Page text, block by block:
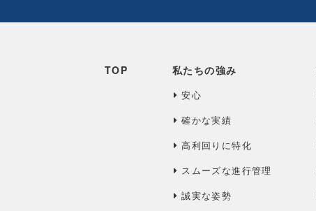
TOP 私たちの強み
安心
確かな実績
高利回りに特化
スムーズな進行管理
誠実な姿勢